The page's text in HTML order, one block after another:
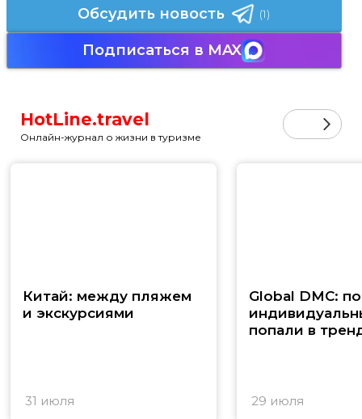
Обсудить новость (1)
Подписаться в MAX
HotLine.travel
Онлайн-журнал о жизни в туризме
Китай: между пляжем
и экскурсиями
31 июля
Global DMC:
попали в
29 июля